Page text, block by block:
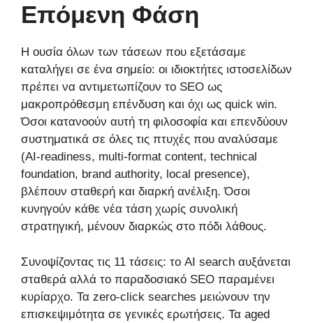
Επόμενη Φάση
Η ουσία όλων των τάσεων που εξετάσαμε
καταλήγει σε ένα σημείο: οι ιδιοκτήτες ιστοσελίδων
πρέπει να αντιμετωπίζουν το SEO ως
μακροπρόθεσμη επένδυση και όχι ως quick win.
Όσοι κατανοούν αυτή τη φιλοσοφία και επενδύουν
συστηματικά σε όλες τις πτυχές που αναλύσαμε
(AI-readiness, multi-format content, technical
foundation, brand authority, local presence),
βλέπουν σταθερή και διαρκή ανέλιξη. Όσοι
κυνηγούν κάθε νέα τάση χωρίς συνολική
στρατηγική, μένουν διαρκώς στο πόδι λάθους.
Συνοψίζοντας τις 11 τάσεις: το AI search αυξάνεται
σταθερά αλλά το παραδοσιακό SEO παραμένει
κυρίαρχο. Τα zero-click searches μειώνουν την
επισκεψιμότητα σε γενικές ερωτήσεις. Τα aged